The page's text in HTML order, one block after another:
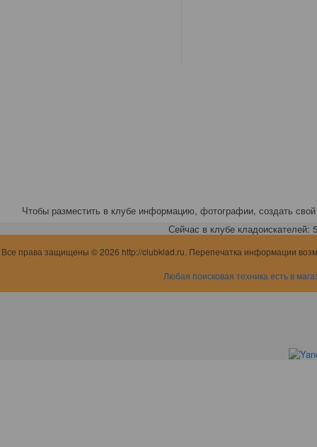
Чтобы разместить в клубе информацию, фотографии, создать свой
Сейчас в клубе кладоискателей:
Все права защищены © 2026 http://clubklad.ru. Перепечатка информации
Любая поисковая техника есть в